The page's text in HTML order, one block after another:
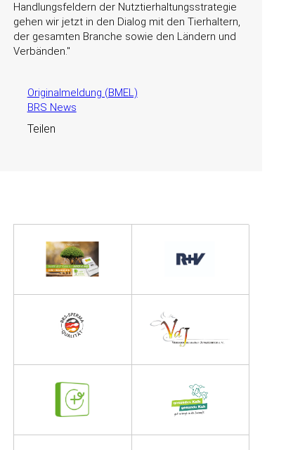
Handlungsfeldern der Nutztierhaltungsstrategie
gehen wir jetzt in den Dialog mit den Tierhaltern,
der gesamten Branche sowie den Ländern und
Verbänden.
Originalmeldung (BMEL)
BRS News
Teilen